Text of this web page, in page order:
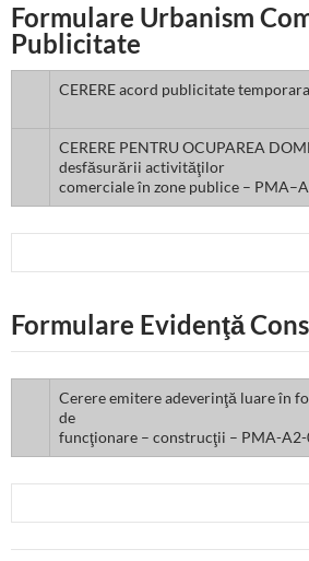
Formulare Urbanism
Publicitate
CERERE acord publicitate
CERERE PENTRU OCUPAREA
desfăsurării activităţilor
comerciale în zone publice –
Formulare Evidenţă
Cerere emitere adeverinţă luare în
de
funcţionare – construcţii – PMA-A2-